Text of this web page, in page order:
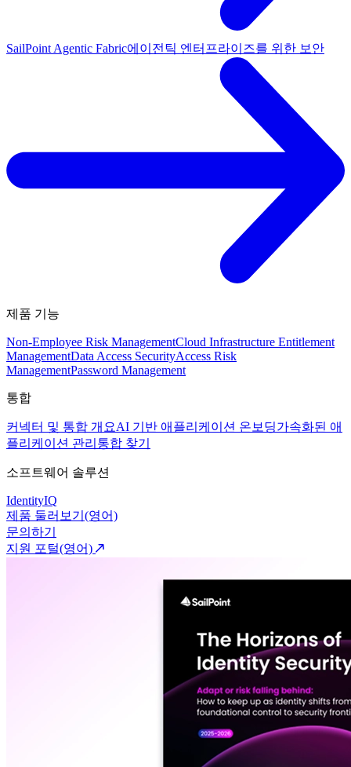
SailPoint Agentic Fabric에이전틱 엔터프라이즈를 위한 보안
제품 기능
Non-Employee Risk ManagementCloud Infrastructure Entitlement
ManagementData Access SecurityAccess Risk
ManagementPassword Management
통합
커넥터 및 통합 개요AI 기반 애플리케이션 온보딩가속화된 애
플리케이션 관리 통합 찾기
소프트웨어 솔루션
IdentityIQ
제품 둘러보기(영어)
문의하기
지원 포털(영어)